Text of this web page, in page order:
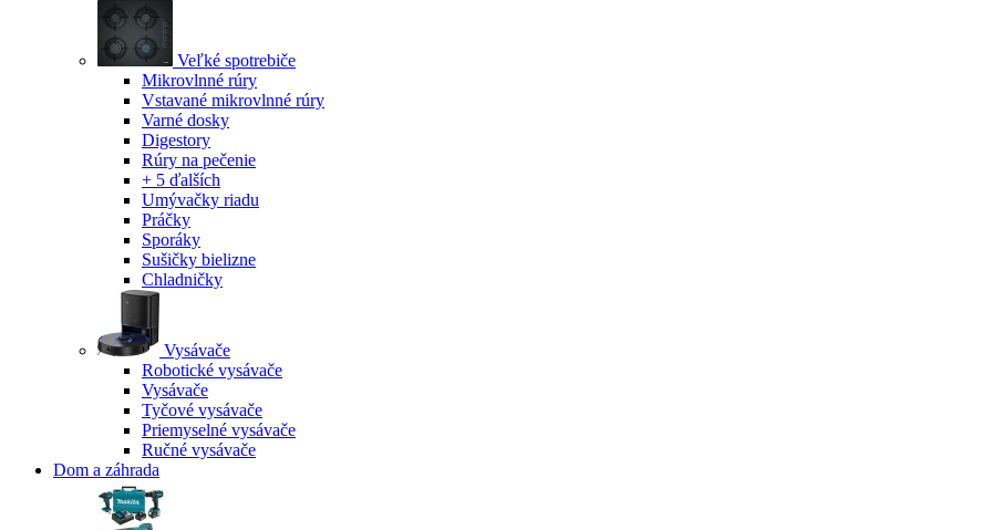
Veľké spotrebiče
Mikrovlnné rúry
Vstavané mikrovlnné rúry
Varné dosky
Digestory
Rúry na pečenie
+ 5 ďalších
Umývačky riadu
Práčky
Sporáky
Sušičky bielizne
Chladničky
Vysávače
Robotické vysávače
Vysávače
Tyčové vysávače
Priemyselné vysávače
Ručné vysávače
Dom a záhrada